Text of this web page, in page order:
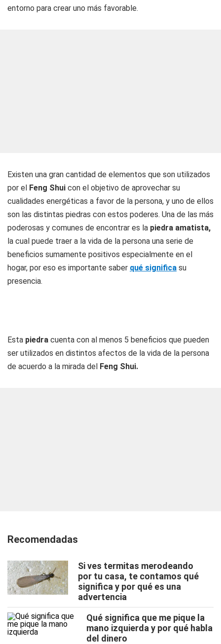
entorno para crear uno más favorable.
Existen una gran cantidad de elementos que son utilizados
por el Feng Shui con el objetivo de aprovechar su
cualidades energéticas a favor de la persona, y uno de ellos
son las distintas piedras con estos poderes. Una de las más
poderosas y comunes de encontrar es la piedra amatista,
la cual puede traer a la vida de la persona una serie de
beneficios sumamente positivos especialmente en el
hogar, por eso es importante saber qué significa su
presencia.
Esta piedra cuenta con al menos 5 beneficios que pueden
ser utilizados en distintos afectos de la vida de la persona
de acuerdo a la mirada del Feng Shui.
Recomendadas
Si ves termitas merodeando
por tu casa, te contamos qué
significa y por qué es una
advertencia
Qué significa que me pique la
mano izquierda y por qué habla
del dinero